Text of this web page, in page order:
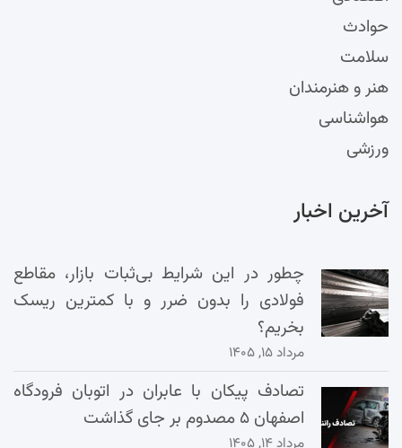
حوادث
سلامت
هنر و هنرمندان
هواشناسی
ورزشی
آخرین اخبار
چطور در این شرایط بی‌ثبات بازار، مقاطع
فولادی را بدون ضرر و با کمترین ریسک
بخریم؟
مرداد ۱۵, ۱۴۰۵
تصادف پیکان با عابران در اتوبان فرودگاه
اصفهان ۵ مصدوم بر جای گذاشت
مرداد ۱۴, ۱۴۰۵